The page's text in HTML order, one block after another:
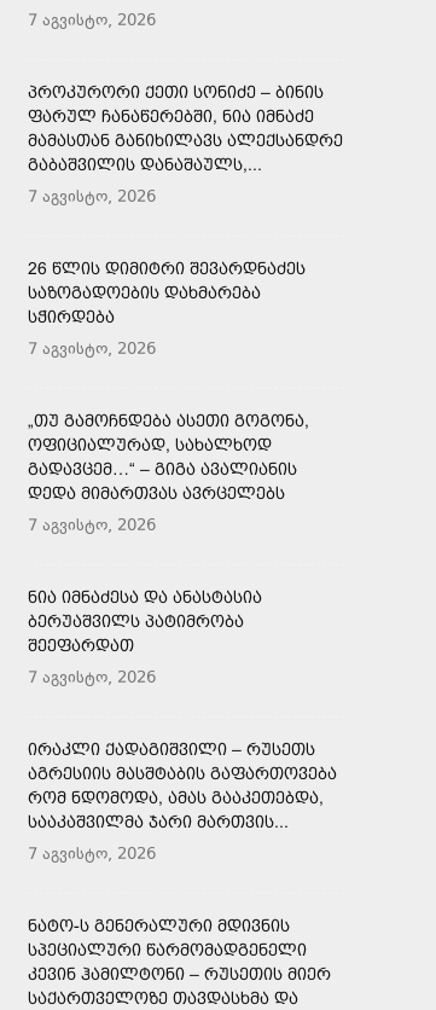
7 აგვისტო, 2026
ᲞᲠᲝᲙᲣᲠᲝᲠᲘ ᲥᲔᲗᲘ ᲡᲝᲜᲘᲫᲔ – ᲑᲘᲜᲘᲡ
ᲤᲐᲠᲣᲚ ᲩᲐᲜᲐᲬᲔᲠᲔᲑᲨᲘ, ᲜᲘᲐ ᲘᲛᲜᲐᲫᲔ
ᲛᲐᲛᲐᲡᲗᲐᲜ ᲒᲐᲜᲘᲮᲘᲚᲐᲕᲡ ᲐᲚᲔᲥᲡᲐᲜᲓᲠᲔ
ᲒᲐᲑᲐᲨᲕᲘᲚᲘᲡ ᲓᲐᲜᲐᲨᲐᲣᲚᲡ,...
7 აგვისტო, 2026
26 ᲬᲚᲘᲡ ᲓᲘᲛᲘᲢᲠᲘ ᲨᲔᲕᲐᲠᲓᲜᲐᲫᲔᲡ
ᲡᲐᲖᲝᲒᲐᲓᲝᲔᲑᲘᲡ ᲓᲐᲮᲛᲐᲠᲔᲑᲐ
ᲡᲭᲘᲠᲓᲔᲑᲐ
7 აგვისტო, 2026
„ᲗᲣ ᲒᲐᲛᲝᲩᲜᲓᲔᲑᲐ ᲐᲡᲔᲗᲘ ᲒᲝᲒᲝᲜᲐ,
ᲝᲤᲘᲪᲘᲐᲚᲣᲠᲐᲓ, ᲡᲐᲮᲐᲚᲮᲝᲓ
ᲒᲐᲓᲐᲕᲪᲔᲛ…“ – ᲒᲘᲒᲐ ᲐᲕᲐᲚᲘᲐᲜᲘᲡ
ᲓᲔᲓᲐ ᲛᲘᲛᲐᲠᲗᲕᲐᲡ ᲐᲕᲠᲪᲔᲚᲔᲑᲡ
7 აგვისტო, 2026
ᲜᲘᲐ ᲘᲛᲜᲐᲫᲔᲡᲐ ᲓᲐ ᲐᲜᲐᲡᲢᲐᲡᲘᲐ
ᲑᲔᲠᲣᲐᲨᲕᲘᲚᲡ ᲞᲐᲢᲘᲛᲠᲝᲑᲐ
ᲨᲔᲔᲤᲐᲠᲓᲐᲗ
7 აგვისტო, 2026
ᲘᲠᲐᲙᲚᲘ ᲥᲐᲓᲐᲒᲘᲨᲕᲘᲚᲘ – ᲠᲣᲡᲔᲗᲡ
ᲐᲒᲠᲔᲡᲘᲘᲡ ᲛᲐᲡᲨᲢᲐᲑᲘᲡ ᲒᲐᲤᲐᲠᲗᲝᲕᲔᲑᲐ
ᲠᲝᲛ ᲜᲓᲝᲛᲝᲓᲐ, ᲐᲛᲐᲡ ᲒᲐᲐᲙᲔᲗᲔᲑᲓᲐ,
ᲡᲐᲐᲙᲐᲨᲕᲘᲚᲛᲐ ᲯᲐᲠᲘ ᲛᲐᲠᲗᲕᲘᲡ...
7 აგვისტო, 2026
ᲜᲐᲢᲝ-Ს ᲒᲔᲜᲔᲠᲐᲚᲣᲠᲘ ᲛᲓᲘᲕᲜᲘᲡ
ᲡᲞᲔᲪᲘᲐᲚᲣᲠᲘ ᲬᲐᲠᲛᲝᲛᲐᲓᲒᲔᲜᲔᲚᲘ
ᲙᲔᲕᲘᲜ ᲰᲐᲛᲘᲚᲢᲝᲜᲘ – ᲠᲣᲡᲔᲗᲘᲡ ᲛᲘᲔᲠ
ᲡᲐᲥᲐᲠᲗᲕᲔᲚᲝᲖᲔ ᲗᲐᲕᲓᲐᲡᲮᲛᲐ ᲓᲐ